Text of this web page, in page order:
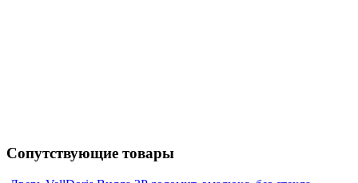
Сопутствующие товары